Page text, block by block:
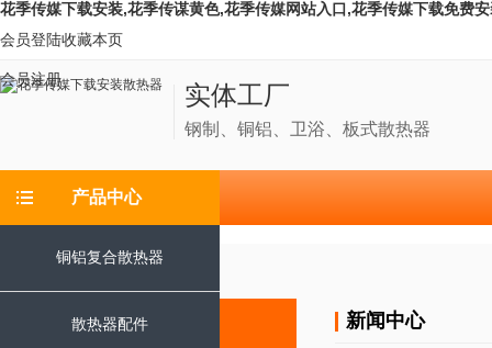
花季传媒下载安装,花季传谋黄色,花季传媒网站入口,花季传媒下载免费
会员登陆
会员注册
收藏本页
实体工厂
钢制、铜铝、卫浴、板式散热器
产品中心
铜铝复合散热器
散热器配件 新闻中心